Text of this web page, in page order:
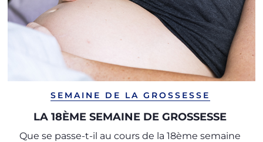
SEMAINE DE LA GROSSESSE
LA 18ÈME SEMAINE DE GROSSESSE
Que se passe-t-il au cours de la 18ème semaine